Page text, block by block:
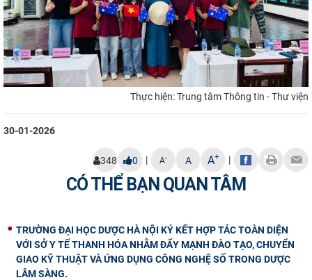
Thực hiện: Trung tâm Thông tin - Thư viện
30-01-2026
348 0 | A- A A+ |
CÓ THỂ BẠN QUAN TÂM
TRƯỜNG ĐẠI HỌC DƯỢC HÀ NỘI KÝ KẾT HỢP TÁC TOÀN DIỆN
VỚI SỞ Y TẾ THANH HÓA NHẰM ĐẨY MẠNH ĐÀO TẠO, CHUYỂN
GIAO KỸ THUẬT VÀ ỨNG DỤNG CÔNG NGHỆ SỐ TRONG DƯỢC
LÂM SÀNG.